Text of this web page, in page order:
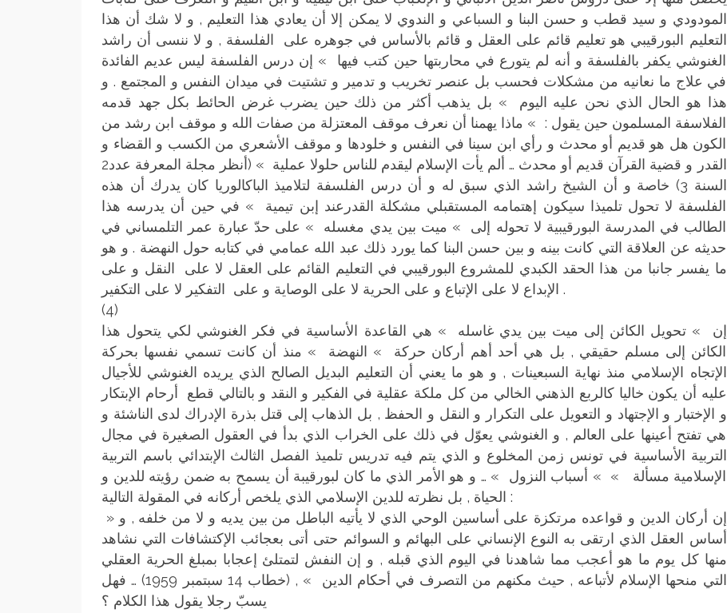
المودودي و سيد قطب و حسن البنا و السباعي و الندوي لا يمكن إلا أن يعادي هذا التعليم , و لا شك أن هذا
التعليم البورقيبي هو تعليم قائم على العقل و قائم بالأساس في جوهره على الفلسفة , و لا ننسى أن راشد
الغنوشي يكفر بالفلسفة و أنه لم يتورع في محاربتها حين كتب فيها » إن درس الفلسفة ليس عديم الفائدة
في علاج ما نعانيه من مشكلات فحسب بل عنصر تخريب و تدمير و تشتيت في ميدان النفس و المجتمع . و
هذا هو الحال الذي نحن عليه اليوم » بل يذهب أكثر من ذلك حين يضرب غرض الحائط بكل جهد قدمه
الفلاسفة المسلمون حين يقول : » ماذا يهمنا أن نعرف موقف المعتزلة من صفات الله و موقف ابن رشد من
الكون هل هو قديم أو محدث و رأي ابن سينا في النفس و خلودها و موقف الأشعري من الكسب و القضاء و
القدر و قضية القرآن قديم أو محدث … ألم يأت الإسلام ليقدم للناس حلولا عملية » (أنظر مجلة المعرفة عدد2
السنة 3) خاصة و أن الشيخ راشد الذي سبق له و أن درس الفلسفة لتلاميذ الباكالوريا كان يدرك أن هذه
الفلسفة لا تحول تلميذا سيكون إهتمامه المستقبلي مشكلة القدرعند إبن تيمية » في حين أن يدرسه هذا
الطالب في المدرسة البورقيبية لا تحوله إلى » ميت بين يدي مغسله » على حدّ عبارة عمر التلمساني في
حديثه عن العلاقة التي كانت بينه و بين حسن البنا كما يورد ذلك عبد الله عمامي في كتابه حول النهضة . و هو
ما يفسر جانبا من هذا الحقد الكبدي للمشروع البورقيبي في التعليم القائم على العقل لا على النقل و على
الإبداع لا على الإتباع و على الحرية لا على الوصاية و على التفكير لا على التكفير .
(4)
إن » تحويل الكائن إلى ميت بين يدي غاسله » هي القاعدة الأساسية في فكر الغنوشي لكي يتحول هذا
الكائن إلى مسلم حقيقي , بل هي أحد أهم أركان حركة » النهضة » منذ أن كانت تسمي نفسها بحركة
الإتجاه الإسلامي منذ نهاية السبعينات , و هو ما يعني أن التعليم البديل الصالح الذي يريده الغنوشي للأجيال
عليه أن يكون خاليا كالربع الذهني الخالي من كل ملكة عقلية في الفكير و النقد و بالتالي قطع أرحام الإبتكار
و الإختبار و الإجتهاد و التعويل على التكرار و النقل و الحفظ , بل الذهاب إلى قتل بذرة الإدراك لدى الناشئة و
هي تفتح أعينها على العالم , و الغنوشي يعوّل في ذلك على الخراب الذي بدأ في العقول الصغيرة في مجال
التربية الأساسية في تونس زمن المخلوع و الذي يتم فيه تدريس تلميذ الفصل الثالث الإبتدائي باسم التربية
الإسلامية مسألة » » أسباب النزول » … و هو الأمر الذي ما كان لبورقيبة أن يسمح به ضمن رؤيته للدين و
الحياة , بل نظرته للدين الإسلامي الذي يلخص أركانه في المقولة التالية :
» إن أركان الدين و قواعده مرتكزة على أساسين الوحي الذي لا يأتيه الباطل من بين يديه و لا من خلفه , و
أساس العقل الذي ارتقى به النوع الإنساني على البهائم و السوائم حتى أتى بعجائب الإكتشافات التي نشاهد
منها كل يوم ما هو أعجب مما شاهدنا في اليوم الذي قبله , و إن النفش لتمتلئ إعجابا بمبلغ الحرية العقلي
التي منحها الإسلام لأتباعه , حيث مكنهم من التصرف في أحكام الدين » , (خطاب 14 سبتمبر 1959) … فهل
يسبّ رجلا يقول هذا الكلام ؟